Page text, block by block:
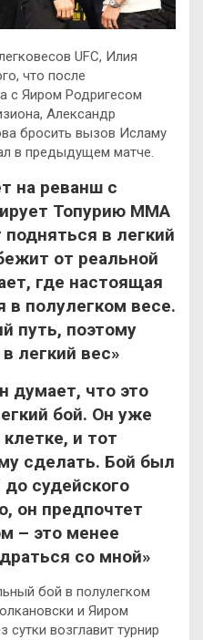
UFC, Илия
что после
с Яиром Родригесом
Александр
бросить вызов Исламу
в предыдущем матче.
на реванш с
Топурию MMA
в легкий
от реальной
где настоящая
в полулегком весе.
путь, поэтому
легкий вес»
думает, что это
бой. Он уже
и тот
сделать. Бой был
судейского
он предпочтет
– это менее
со мной»
бой в полулегком
и Яиром
возглавит турнир